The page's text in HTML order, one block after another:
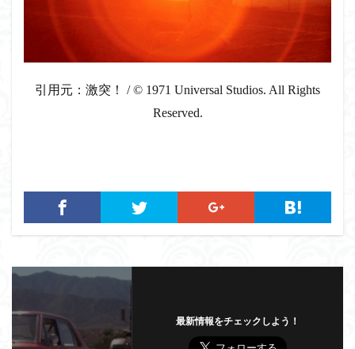
引用元：激突！ / © 1971 Universal Studios. All Rights
Reserved.
最新情報をチェックしよう！